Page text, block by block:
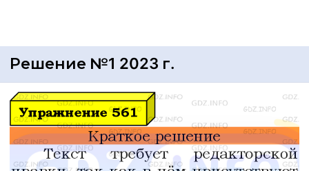
Решение №1 2023 г.